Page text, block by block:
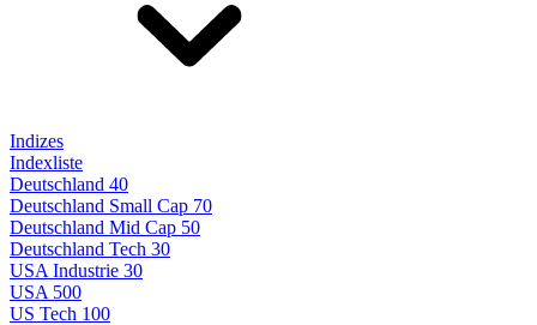
Indizes
Indexliste
Deutschland 40
Deutschland Small Cap 70
Deutschland Mid Cap 50
Deutschland Tech 30
USA Industrie 30
USA 500
US Tech 100